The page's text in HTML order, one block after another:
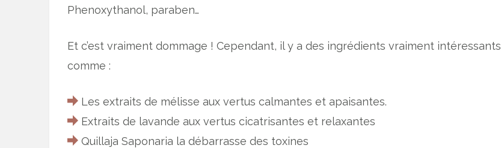
Phenoxythanol, paraben…
Et c’est vraiment dommage ! Cependant, il y a des ingrédients vraiment intéressants
comme :
Les extraits de mélisse aux vertus calmantes et apaisantes.
Extraits de lavande aux vertus cicatrisantes et relaxantes
Quillaja Saponaria la débarrasse des toxines